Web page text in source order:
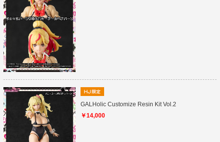
GALHolic Customize Resin Kit Vol.2
￥14,000